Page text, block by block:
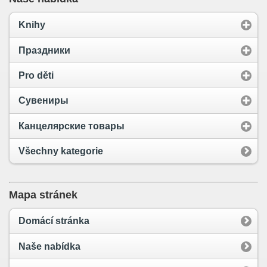
Knihy
Праздники
Pro děti
Сувениры
Канцелярские товары
Všechny kategorie
Mapa stránek
Domácí stránka
Naše nabídka